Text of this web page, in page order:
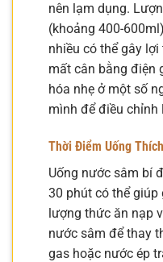
nên lạm dụng.
(khoảng 400-
nhiều có thể gây
mất cân bằng điện
hóa nhẹ ở một số
mình để điều chỉnh
Thời Điểm Uống
Uống nước sâm bí
30 phút có thể
lượng thức ăn nạp
nước sâm để thay
gas hoặc nước ép